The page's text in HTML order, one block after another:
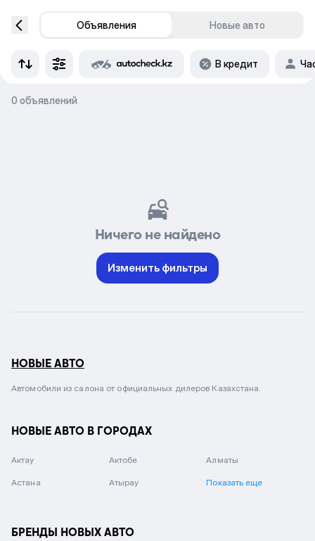
Объявления Новые авто
В кредит
0 объявлений
Ничего не найдено
Изменить фильтры
НОВЫЕ АВТО
Автомобили из салона от официальных дилеров Казахстана.
НОВЫЕ АВТО В ГОРОДАХ
Актау Актобе Алматы
Астана Атырау Показать еще
БРЕНДЫ НОВЫХ АВТО